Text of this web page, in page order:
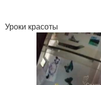
Уроки красоты